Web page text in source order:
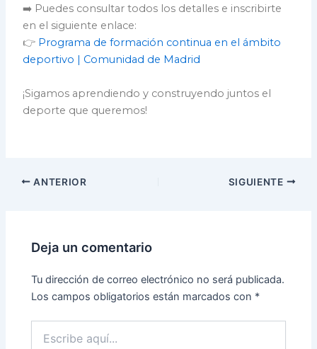
➡️ Puedes consultar todos los detalles e inscribirte
en el siguiente enlace:
👉 Programa de formación continua en el ámbito
deportivo | Comunidad de Madrid
¡Sigamos aprendiendo y construyendo juntos el
deporte que queremos!
ANTERIOR SIGUIENTE
Deja un comentario
Tu dirección de correo electrónico no será publicada.
Los campos obligatorios están marcados con *
aquí...